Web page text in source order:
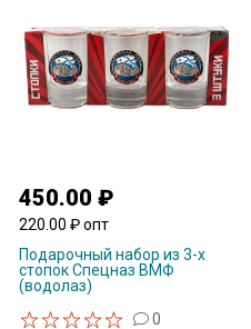
450.00 ₽
220.00 ₽ опт
Подарочный набор из 3-х
стопок Спецназ ВМФ
(водолаз)
0